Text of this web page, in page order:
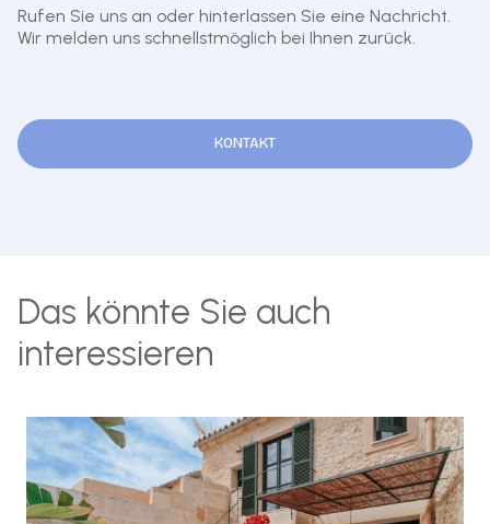
Rufen Sie uns an oder hinterlassen Sie eine Nachricht.
Wir melden uns schnellstmöglich bei Ihnen zurück.
KONTAKT
Das könnte Sie auch
interessieren